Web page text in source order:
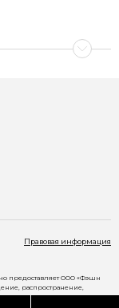
Правовая информация
предоставляет ООО «Фэшн
распространение,
и доведение их до